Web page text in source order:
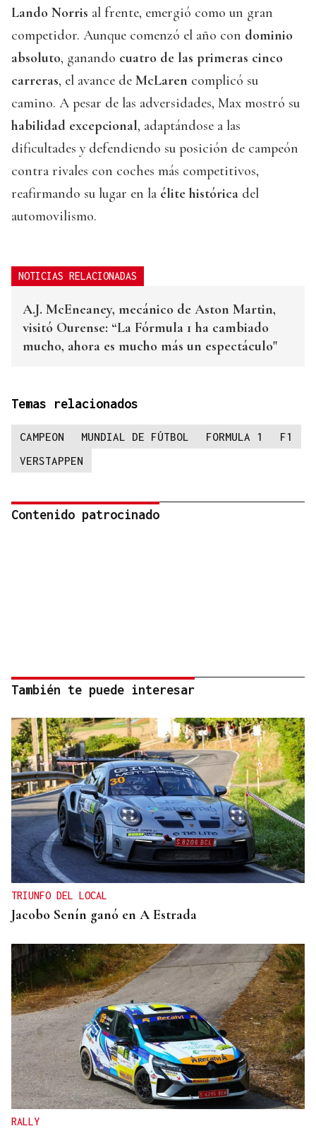
Lando Norris al frente, emergió como un gran
competidor. Aunque comenzó el año con dominio
absoluto, ganando cuatro de las primeras cinco
carreras, el avance de McLaren complicó su
camino. A pesar de las adversidades, Max mostró su
habilidad excepcional, adaptándose a las
dificultades y defendiendo su posición de campeón
contra rivales con coches más competitivos,
reafirmando su lugar en la élite histórica del
automovilismo.
NOTICIAS RELACIONADAS
A.J. McEneaney, mecánico de Aston Martin,
visitó Ourense: “La Fórmula 1 ha cambiado
mucho, ahora es mucho más un espectáculo"
Temas relacionados
CAMPEON MUNDIAL DE FÚTBOL FORMULA 1
F1
VERSTAPPEN
Contenido patrocinado
También te puede interesar
TRIUNFO DEL LOCAL
Jacobo Senín ganó en A Estrada
RALLY